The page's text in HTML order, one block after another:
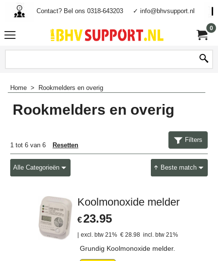
Contact? Bel ons 0318-643203 ✓ info@bhvsupport.nl
0
Home > Rookmelders en overig
Rookmelders en overig
1 tot 6 van 6 Resetten
Filters
Alle Categorieën Beste match
Koolmonoxide melder
€23.95
excl. btw 21% € 28.98 incl. btw 21%
Grundig Koolmonoxide melder.